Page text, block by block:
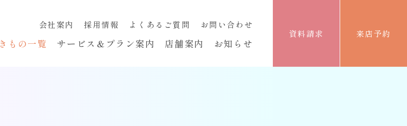
きもの一覧 サービス＆プラン案内 店舗案内 お知らせ
会社案内 採用情報 よくあるご質問 お問い合わせ
資料請求 来店予約